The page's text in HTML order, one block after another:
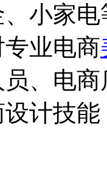
小家
业电商
、电
计技